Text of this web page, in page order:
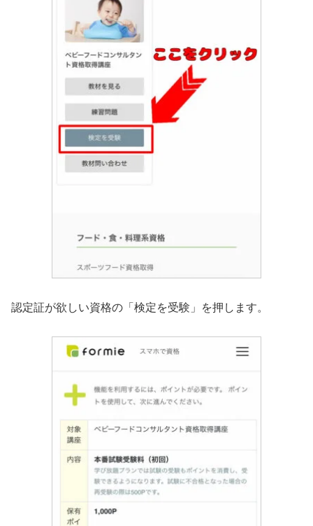
認定証が欲しい資格の「検定を受験」を押します。